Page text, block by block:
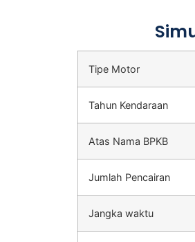
Tipe Motor
Tahun Kendaraan
Atas Nama BPKB
Jumlah Pencairan
Jangka waktu